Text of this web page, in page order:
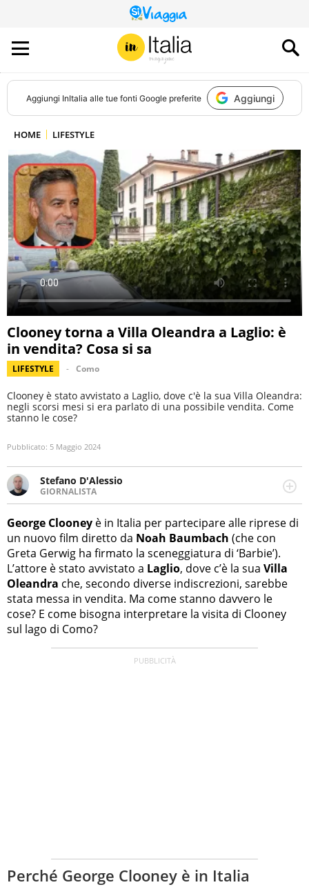
QUESTO
SITO
CONTRIBUISCE
ALL’AUDIENCE
DI
Aggiungi InItalia alle tue fonti Google preferite Aggiungi
HOME LIFESTYLE
Clooney torna a Villa Oleandra a Laglio: è
in vendita? Cosa si sa
LIFESTYLE Como
Clooney è stato avvistato a Laglio, dove c'è la sua Villa Oleandra:
negli scorsi mesi si era parlato di una possibile vendita. Come
stanno le cose?
Pubblicato: 5 Maggio 2024
Stefano D'Alessio
GIORNALISTA
Giornalista pubblicista, caporedattore di InItalia. Esperto
di sport e spettacolo, scrive anche di attualità, politica e
cronaca (locale e nazionale).
George Clooney è in Italia per partecipare alle riprese di
un nuovo film diretto da Noah Baumbach (che con
Greta Gerwig ha firmato la sceneggiatura di ‘Barbie’).
L’attore è stato avvistato a Laglio, dove c’è la sua Villa
Oleandra che, secondo diverse indiscrezioni, sarebbe
stata messa in vendita. Ma come stanno davvero le
cose? E come bisogna interpretare la visita di Clooney
sul lago di Como?
Perché George Clooney è in Italia